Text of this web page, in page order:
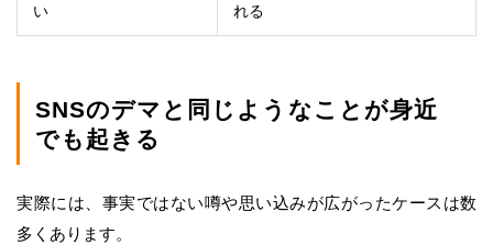
い
れる
SNSのデマと同じようなことが身近
でも起きる
実際には、事実ではない噂や思い込みが広がったケースは数
多くあります。